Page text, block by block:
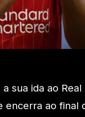
sua ida ao
ao final